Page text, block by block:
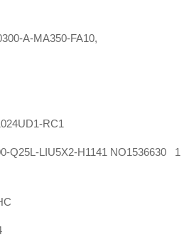
A-MA350-FA10,
RC1
Q25L-LIU5X2-H1141 NO1536630 1